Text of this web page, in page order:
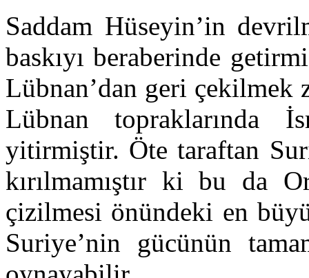
Saddam Hüseyin’in
baskıyı beraberinde
Lübnan’dan geri çekilmek
Lübnan topraklarında
yitirmiştir. Öte taraftan
kırılmamıştır ki bu da
çizilmesi önündeki en
Suriye’nin gücünün